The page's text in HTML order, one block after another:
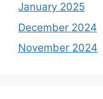
January 2025
December 2024
November 2024